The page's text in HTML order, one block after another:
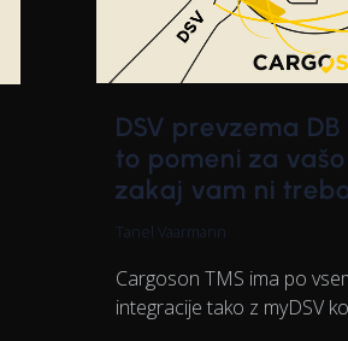
DSV prevzema
to pomeni za
zakaj vam ni
Tanel Vaarmann
Cargoson TMS ima po
integracije tako z myDSV